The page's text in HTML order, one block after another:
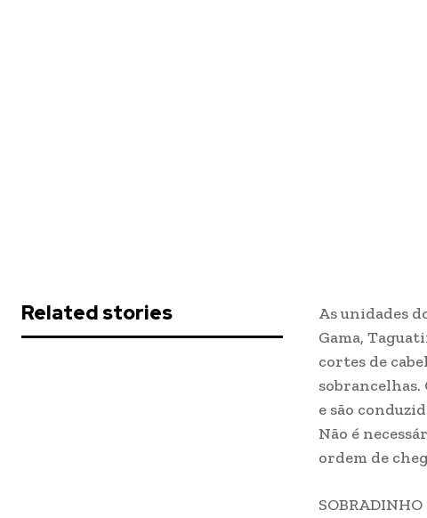
Related stories
As unidades
Gama,
cortes de
e são
Não é
ordem de
SOBRADINHO